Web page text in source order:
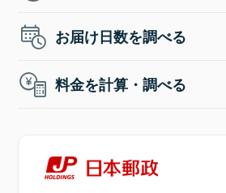
お届け日数を調べる
料金を計算・調べる